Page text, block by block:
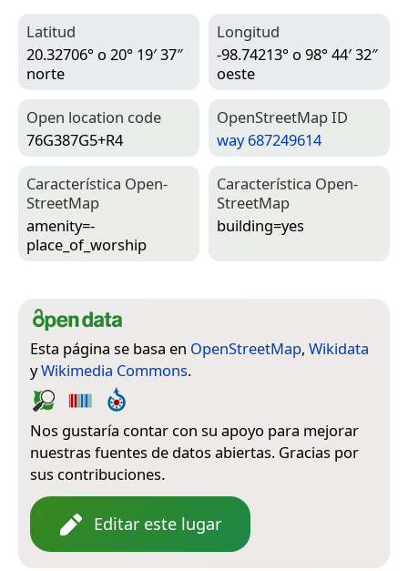
Latitud
20.32706° o 20° 19′ 37″
norte
Longitud
-98.74213° o 98° 44′ 32″
oeste
Open location code
76G387G5+R4
Open­Street­Map ID
way 687249614
Característica Open­
Street­Map
amenity=­
place_of_worship
Característica Open­
Street­Map
building=­yes
Esta página se basa en OpenStreetMap, Wikidata
yWikimedia Commons.
Nos gustaría contar con su apoyo para mejorar
nuestras fuentes de datos abiertas. Gracias por
sus contribuciones.
Editar este lugar